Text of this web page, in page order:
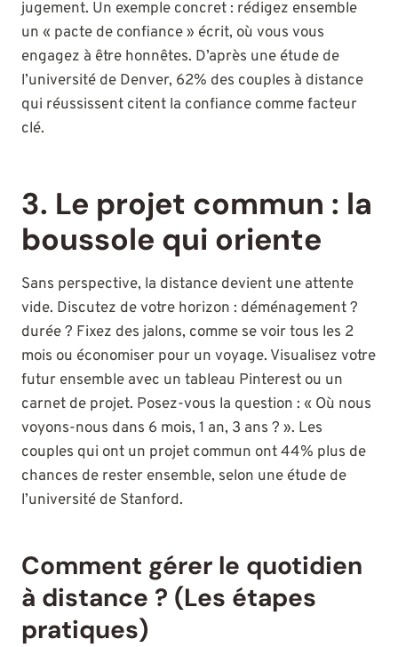
jugement. Un exemple concret : rédigez ensemble
un « pacte de confiance » écrit, où vous vous
engagez à être honnêtes. D’après une étude de
l’université de Denver, 62% des couples à distance
qui réussissent citent la confiance comme facteur
clé.
3. Le projet commun : la
boussole qui oriente
Sans perspective, la distance devient une attente
vide. Discutez de votre horizon : déménagement ?
durée ? Fixez des jalons, comme se voir tous les 2
mois ou économiser pour un voyage. Visualisez votre
futur ensemble avec un tableau Pinterest ou un
carnet de projet. Posez-vous la question : « Où nous
voyons-nous dans 6 mois, 1 an, 3 ans ? ». Les
couples qui ont un projet commun ont 44% plus de
chances de rester ensemble, selon une étude de
l’université de Stanford.
Comment gérer le quotidien
à distance ? (Les étapes
pratiques)